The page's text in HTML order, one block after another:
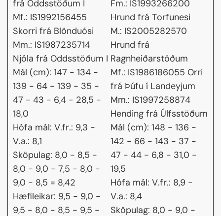
frá Oddsstöðum I
Mf.: IS1992156455
Skorri frá Blönduósi
Mm.: IS1987235714
Njóla frá Oddsstöðum I
Mál (cm): 147 - 134 -
139 - 64 - 139 - 35 -
47 - 43 - 6,4 - 28,5 -
18,0
Hófa mál: V.fr.: 9,3 -
V.a.: 8,1
Sköpulag: 8,0 - 8,5 -
8,0 - 9,0 - 7,5 - 8,0 -
9,0 - 8,5 = 8,42
Hæfileikar: 9,5 - 9,0 -
9,5 - 8,0 - 8,5 - 9,5 -
Fm.: IS1993266200
Hrund frá Torfunesi
M.: IS2005282570
Hrund frá
Ragnheiðarstöðum
Mf.: IS1986186055 Orri
frá Þúfu í Landeyjum
Mm.: IS1997258874
Hending frá Úlfsstöðum
Mál (cm): 148 - 136 -
142 - 66 - 143 - 37 -
47 - 44 - 6,8 - 31,0 -
19,5
Hófa mál: V.fr.: 8,9 -
V.a.: 8,4
Sköpulag: 8,0 - 9,0 -